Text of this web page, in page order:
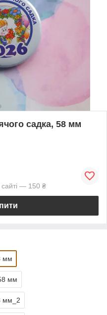
садка, 58 мм
— 150 ₴
мм
мм
мм_2